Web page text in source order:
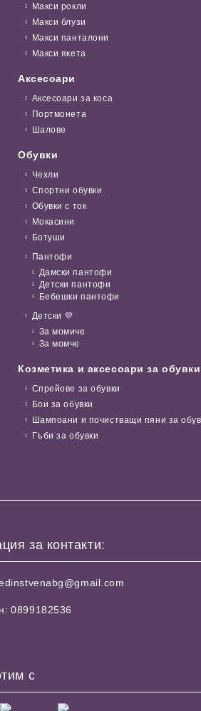
Макси рокли
Макси блузи
Макси панталони
Макси якета
Аксесоари
Аксесоари за коса
Портмонета
Шалове
Обувки
Чехли
Спортни обувки
Обувки с ток
Мокасини
Ботуши
Пантофи
Дамски пантофи
Детски пантофи
Бебешки пантофи
Детски 💜
За момиче
За момче
Козметика и аксесоари за обувки
Спрейове за обувки
Бои за обувки
Шампоани и почистващи пяни за
Гъби за обувки
за контакти:
0899182536
с